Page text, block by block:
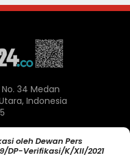
34 Medan
Indonesia
oleh Dewan Pers
DP-Verifikasi/K/XII/2021